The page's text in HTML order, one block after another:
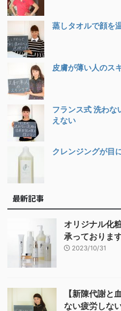
蒸しタオルで顔を
皮膚が薄い人のス
フランス式 洗わな
えない
クレンジングが目
最新記事
オリジナル化
承っております
2023/10/31
【新陳代謝と
ない疲労しない